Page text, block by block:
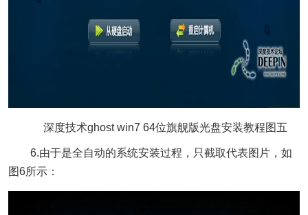
深度技术ghost win7 64位旗舰版光盘安装教程图五
6.由于是全自动的系统安装过程，只截取代表图片，如
图6所示：